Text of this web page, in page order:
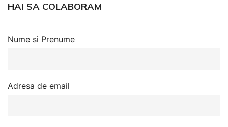
HAI SA COLABORAM
Nume si Prenume
Adresa de email